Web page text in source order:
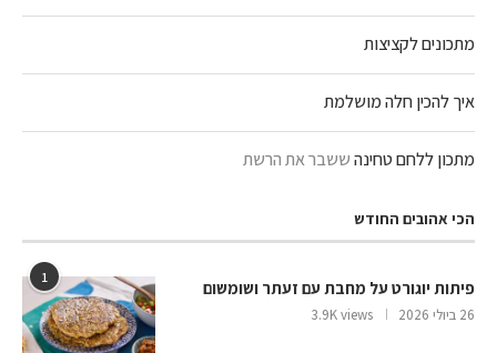
מתכונים לקציצות
איך להכין חלה מושלמת
מתכון ללחם טחינהששבר את הרשת
הכי אהובים החודש
1
פיתות יוגורט על מחבת עם זעתר ושומשום
26 ביולי 2026 3.9K views